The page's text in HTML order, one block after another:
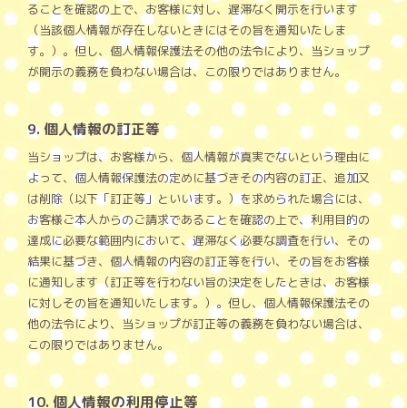
ることを確認の上で、お客様に対し、遅滞なく開示を行います
（当該個人情報が存在しないときにはその旨を通知いたしま
す。）。但し、個人情報保護法その他の法令により、当ショップ
が開示の義務を負わない場合は、この限りではありません。
9. 個人情報の訂正等
当ショップは、お客様から、個人情報が真実でないという理由に
よって、個人情報保護法の定めに基づきその内容の訂正、追加又
は削除（以下「訂正等」といいます。）を求められた場合には、
お客様ご本人からのご請求であることを確認の上で、利用目的の
達成に必要な範囲内において、遅滞なく必要な調査を行い、その
結果に基づき、個人情報の内容の訂正等を行い、その旨をお客様
に通知します（訂正等を行わない旨の決定をしたときは、お客様
に対しその旨を通知いたします。）。但し、個人情報保護法その
他の法令により、当ショップが訂正等の義務を負わない場合は、
この限りではありません。
10. 個人情報の利用停止等